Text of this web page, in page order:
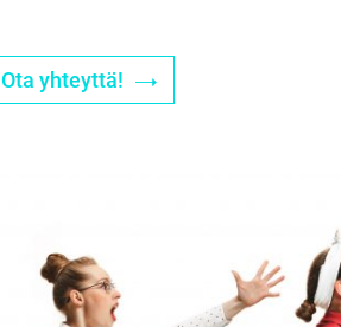
Ota yhteyttä!